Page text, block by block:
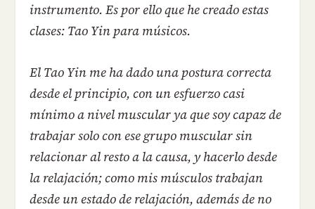
instrumento. Es por ello que he creado estas
clases: Tao Yin para músicos.
El Tao Yin me ha dado una postura correcta
desde el principio, con un esfuerzo casi
mínimo a nivel muscular ya que soy capaz de
trabajar solo con ese grupo muscular sin
relacionar al resto a la causa, y hacerlo desde
la relajación; como mis músculos trabajan
desde un estado de relajación, además de no